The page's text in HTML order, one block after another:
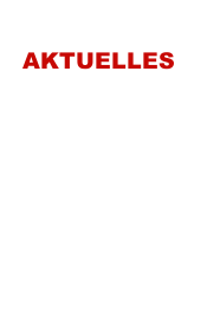
AKTUELLES